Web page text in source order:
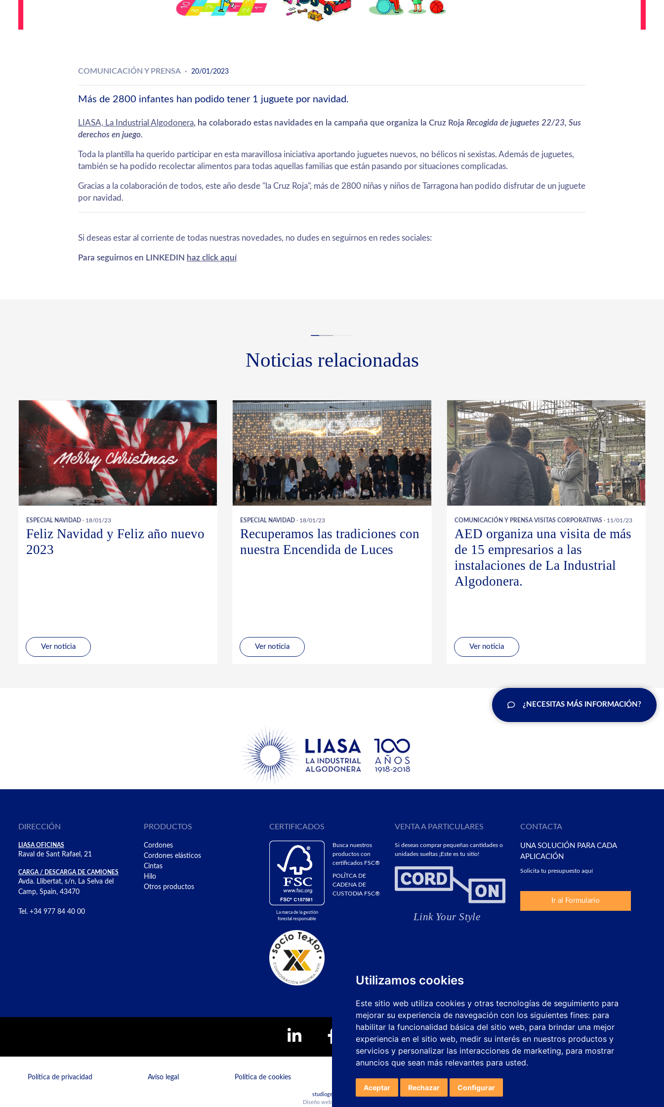
Utilizamos cookies
Este sitio web utiliza cookies y otras tecnologías de seguimiento para
mejorar su experiencia de navegación con los siguientes fines: para
habilitar la funcionalidad básica del sitio web, para brindar una mejor
experiencia en el sitio web, medir su interés en nuestros productos y
servicios y personalizar las interacciones de marketing, para mostrar
anuncios que sean más relevantes para usted.
Aceptar Rechazar Configurar
COMUNICACIÓN Y PRENSA 20/01/2023
Más de 2800 infantes han podido tener 1 juguete por navidad.
LIASA, La Industrial Algodonera, ha colaborado estas navidades en la campaña que organiza la Cruz Roja Recogida de juguetes 22/23, Sus
derechos en juego.
Toda la plantilla ha querido participar en esta maravillosa iniciativa aportando juguetes nuevos, no bélicos ni sexistas. Además de juguetes,
también se ha podido recolectar alimentos para todas aquellas familias que están pasando por situaciones complicadas.
Gracias a la colaboración de todos, este año desde "la Cruz Roja", más de 2800 niñas y niños de Tarragona han podido disfrutar de un juguete
por navidad.
Si deseas estar al corriente de todas nuestras novedades, no dudes en seguirnos en redes sociales:
Para seguirnos en LINKEDIN haz click aquí
Noticias relacionadas
ESPECIAL NAVIDAD · 18/01/23
Feliz Navidad y Feliz año nuevo
2023
Ver noticia
ESPECIAL NAVIDAD · 18/01/23
Recuperamos las tradiciones con
nuestra Encendida de Luces
Ver noticia
COMUNICACIÓN Y PRENSA VISITAS CORPORATIVAS · 11/01/23
AED organiza una visita de más
de 15 empresarios a las
instalaciones de La Industrial
Algodonera.
Ver noticia
¿NECESITAS MÁS INFORMACIÓN?
DIRECCIÓN
LIASA OFICINAS
Raval de Sant Rafael, 21
CARGA / DESCARGA DE CAMIONES
Avda. Llibertat, s/n, La Selva del
Camp, Spain, 43470
Tel. +34 977 84 40 00
PRODUCTOS
Cordones
Cordones elásticos
Cintas
Hilo
Otros productos
CERTIFICADOS
Busca nuestros
productos con
certificados FSC®
POLÍTCA DE
CADENA DE
CUSTODIA FSC®
La marca de la gestión
forestal responsable
VENTA A PARTICULARES
Si deseas comprar pequeñas cantidades o
unidades sueltas ¡Este es tu sitio!
CONTACTA
UNA SOLUCIÓN PARA CADA
APLICACIÓN
Solicita tu presupuesto aquí
Ir al Formulario
Política de privacidad Aviso legal Política de cookies Canal de denuncias Trabaja con nosotros
studiogenesis.es
Diseño web y desarrollo